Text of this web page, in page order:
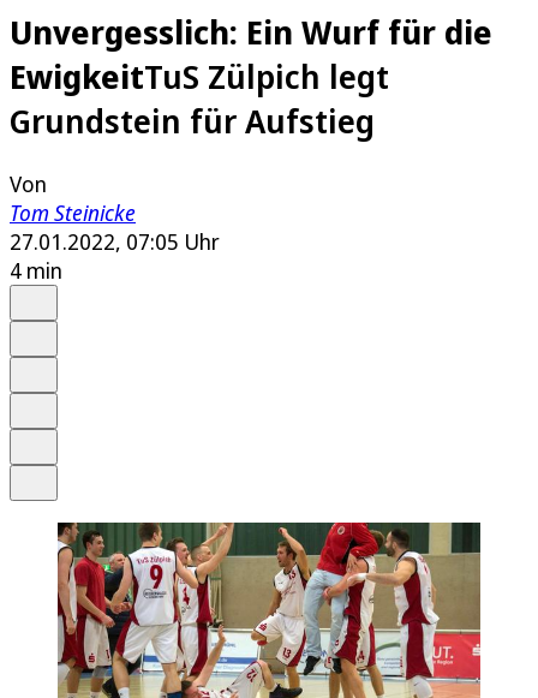
Unvergesslich: Ein Wurf für die
EwigkeitTuS Zülpich legt
Grundstein für Aufstieg
Von
Tom Steinicke
27.01.2022, 07:05 Uhr
4 min